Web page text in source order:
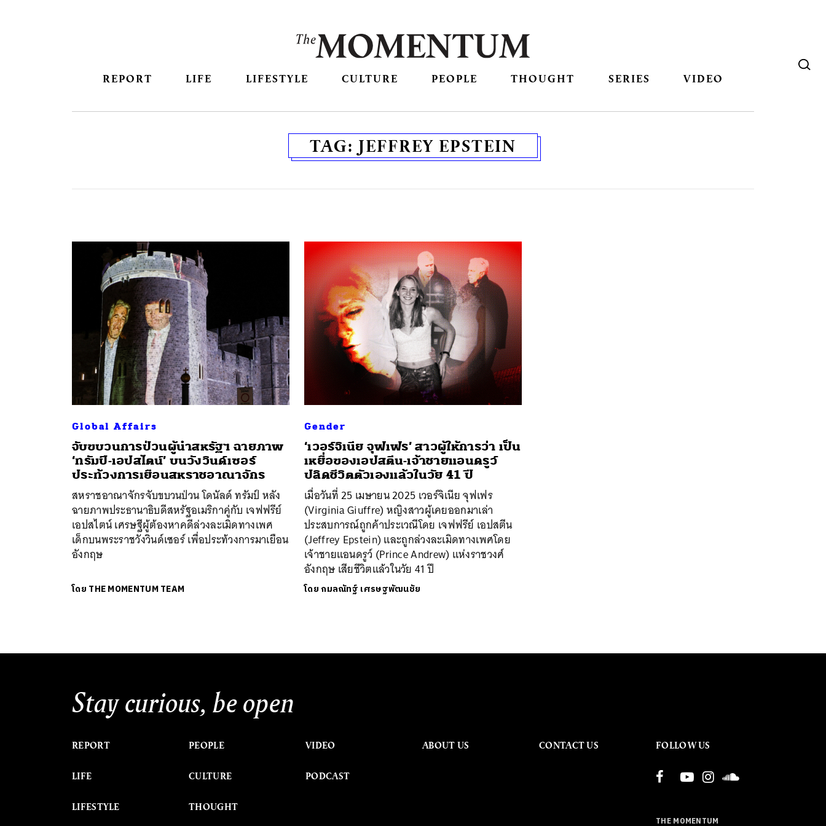
REPORT LIFE LIFESTYLE CULTURE PEOPLE THOUGHT SERIES VIDEO
TAG: JEFFREY EPSTEIN
Global Affairs
จับขบวนการป่วนผู้นำสหรัฐฯ ฉายภาพ
‘ทรัมป์-เอปสไตน์’ บนวังวินด์เซอร์
ประท้วงการเยือนสหราชอาณาจักร
สหราชอาณาจักรจับขบวนป่วน โดนัลด์ ทรัมป์ หลัง
ฉายภาพประธานาธิบดีสหรัฐอเมริกาคู่กับ เจฟฟรีย์
เอปสไตน์ เศรษฐีผู้ต้องหาคดีล่วงละเมิดทางเพศ
เด็กบนพระราชวังวินด์เซอร์ เพื่อประท้วงการมาเยือน
อังกฤษ
โดย THE MOMENTUM TEAM
Gender
‘เวอร์จิเนีย จุฟเฟร’ สาวผู้ให้การว่า เป็น
เหยื่อของเอปสตีน-เจ้าชายแอนดรูว์
ปลิดชีวิตตัวเองแล้วในวัย 41 ปี
เมื่อวันที่ 25 เมษายน 2025 เวอร์จิเนีย จุฟเฟร
(Virginia Giuffre) หญิงสาวผู้เคยออกมาเล่า
ประสบการณ์ถูกค้าประเวณีโดย เจฟฟรีย์ เอปสตีน
(Jeffrey Epstein) และถูกล่วงละเมิดทางเพศโดย
เจ้าชายแอนดรูว์ (Prince Andrew) แห่งราชวงศ์
อังกฤษ เสียชีวิตแล้วในวัย 41 ปี
โดย กมลณัทฐ์ เศรษฐพัฒนชัย
Stay curious, be open
REPORT
LIFE
LIFESTYLE
PEOPLE
CULTURE
THOUGHT
VIDEO
PODCAST
ABOUT US CONTACT US FOLLOW US
THE MOMENTUM
ค้นหา
SHARE TWEET LINE EMAIL